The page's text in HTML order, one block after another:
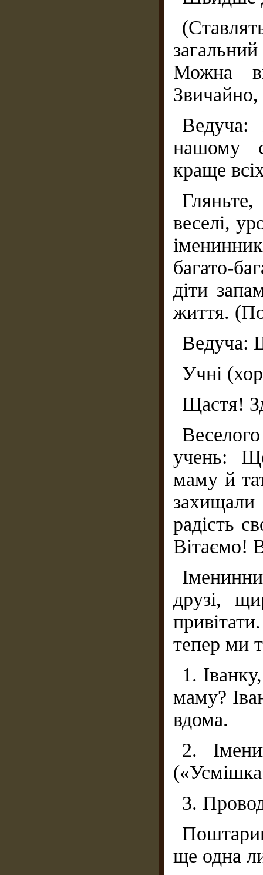
Можна
нашому
краще
веселі,
багато-
діти
життя.
Ведуча:
Учні
Щастя!
учень:
маму й
радість
Вітаємо!
друзі,
тепер ми
1.
маму?
вдома.
2.
3.
ще одна